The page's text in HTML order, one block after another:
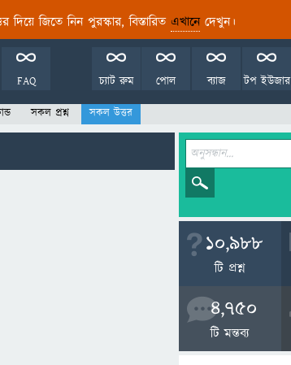
দিয়ে জিতে নিন পুরস্কার, বিস্তারিত এখানেদেখুন।
FAQ টপ ইউজার
ব্যাজ
পোল
চ্যাট রুম
সকল প্রশ্ন সকল উত্তর
10,988
টি প্রশ্ন
4,750
টি মন্তব্য